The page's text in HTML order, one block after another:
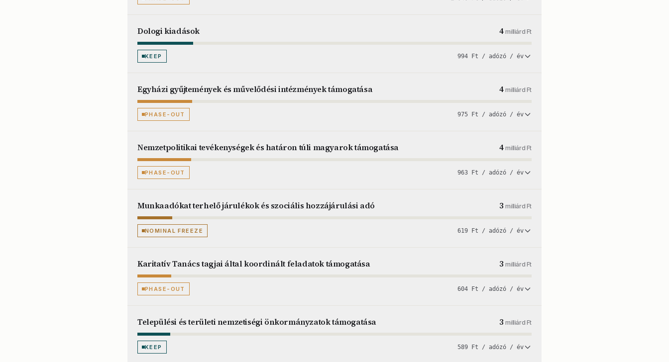
Dologi kiadások 4milliárd Ft
KEEP 994 Ft / adózó / év
Egyházi gyűjtemények és művelődési intézmények támogatása 4milliárd Ft
PHASE-OUT 975 Ft / adózó / év
Nemzetpolitikai tevékenységek és határon túli magyarok támogatása 4milliárd Ft
PHASE-OUT 963 Ft / adózó / év
Munkaadókat terhelő járulékok és szociális hozzájárulási adó 3milliárd Ft
NOMINAL FREEZE 619 Ft / adózó / év
Karitatív Tanács tagjai által koordinált feladatok támogatása 3milliárd Ft
PHASE-OUT 604 Ft / adózó / év
Települési és területi nemzetiségi önkormányzatok támogatása 3milliárd Ft
KEEP 589 Ft / adózó / év